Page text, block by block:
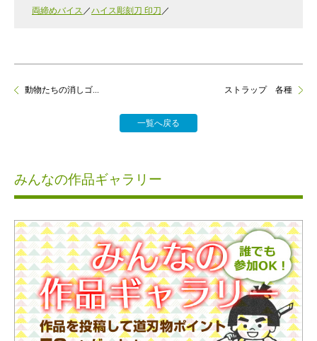
両締めバイス ハイス彫刻刀 印刀
動物たちの消しゴ...
一覧へ戻る
ストラップ 各種
みんなの作品ギャラリー